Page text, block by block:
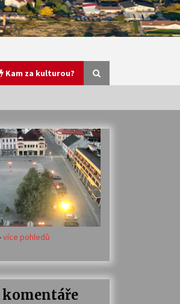
Kam za kulturou?
ploty
více pohledů